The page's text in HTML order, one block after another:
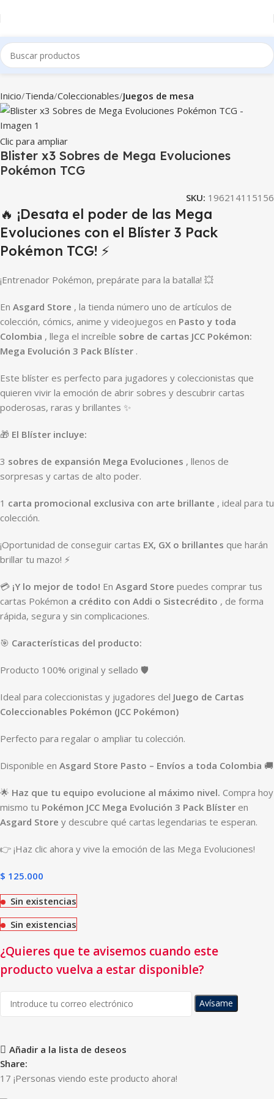
Inicio Tienda Coleccionables Juegos de mesa
Clic para ampliar
Blister x3 Sobres de Mega Evoluciones
Pokémon TCG
SKU: 196214115156
🔥 ¡Desata el poder de las Mega
Evoluciones con el Blíster 3 Pack
Pokémon TCG! ⚡
¡Entrenador Pokémon, prepárate para la batalla! 💥
En Asgard Store , la tienda número uno de artículos de
colección, cómics, anime y videojuegos en Pasto y toda
Colombia , llega el increíble sobre de cartas JCC Pokémon:
Mega Evolución 3 Pack Blíster .
Este blíster es perfecto para jugadores y coleccionistas que
quieren vivir la emoción de abrir sobres y descubrir cartas
poderosas, raras y brillantes ✨
🎁 El Blíster incluye:
3 sobres de expansión Mega Evoluciones , llenos de
sorpresas y cartas de alto poder.
1 carta promocional exclusiva con arte brillante , ideal para tu
colección.
¡Oportunidad de conseguir cartas EX, GX o brillantes que harán
brillar tu mazo! ⚡
💳 ¡Y lo mejor de todo! En Asgard Store puedes comprar tus
cartas Pokémon a crédito con Addi o Sistecrédito , de forma
rápida, segura y sin complicaciones.
🎯 Características del producto:
Producto 100% original y sellado 🛡️
Ideal para coleccionistas y jugadores del Juego de Cartas
Coleccionables Pokémon (JCC Pokémon)
Perfecto para regalar o ampliar tu colección.
Disponible en Asgard Store Pasto – Envíos a toda Colombia 🚚
🌟 Haz que tu equipo evolucione al máximo nivel. Compra hoy
mismo tu Pokémon JCC Mega Evolución 3 Pack Blíster en
Asgard Store y descubre qué cartas legendarias te esperan.
👉 ¡Haz clic ahora y vive la emoción de las Mega Evoluciones!
$ 125.000
Sin existencias
Sin existencias
¿Quieres que te avisemos cuando este
producto vuelva a estar disponible?
Avísame
Añadir a la lista de deseos
Share:
17 ¡Personas viendo este producto ahora!